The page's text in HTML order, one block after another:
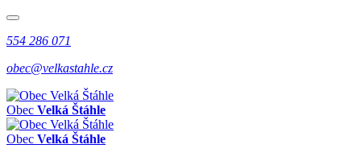
554 286 071
obec@velkastahle.cz
Obec Velká Štáhle
Obec Velká Štáhle